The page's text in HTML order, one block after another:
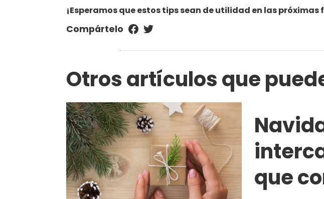
¡Esperamos que estos tips sean de utilidad en las próximas
Compártelo
Otros artículos que
que